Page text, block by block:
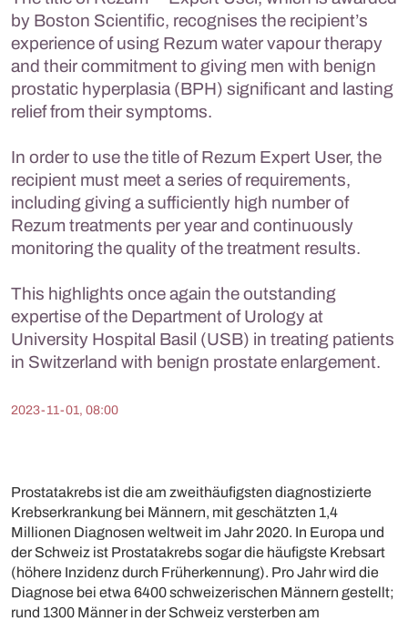
by Boston Scientific, recognises the recipient’s
experience of using Rezum water vapour therapy
and their commitment to giving men with benign
prostatic hyperplasia (BPH) significant and lasting
relief from their symptoms.
In order to use the title of Rezum Expert User, the
recipient must meet a series of requirements,
including giving a sufficiently high number of
Rezum treatments per year and continuously
monitoring the quality of the treatment results.
This highlights once again the outstanding
expertise of the Department of Urology at
University Hospital Basil (USB) in treating patients
in Switzerland with benign prostate enlargement.
2023-11-01, 08:00
Prostatakrebs ist die am zweithäufigsten diagnostizierte
Krebserkrankung bei Männern, mit geschätzten 1,4
Millionen Diagnosen weltweit im Jahr 2020. In Europa und
der Schweiz ist Prostatakrebs sogar die häufigste Krebsart
(höhere Inzidenz durch Früherkennung). Pro Jahr wird die
Diagnose bei etwa 6400 schweizerischen Männern gestellt;
rund 1300 Männer in der Schweiz versterben am